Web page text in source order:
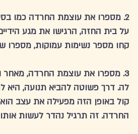
2. מספרו את עוצמת החרדה כמו
קחו מספר נשימות עמוקות, מספרו
3. מספרו את עוצמת החרדה, מאחר
קול באופן הזה מפעילה את עצב
החרדה. זה תרגיל נהדר לעשות